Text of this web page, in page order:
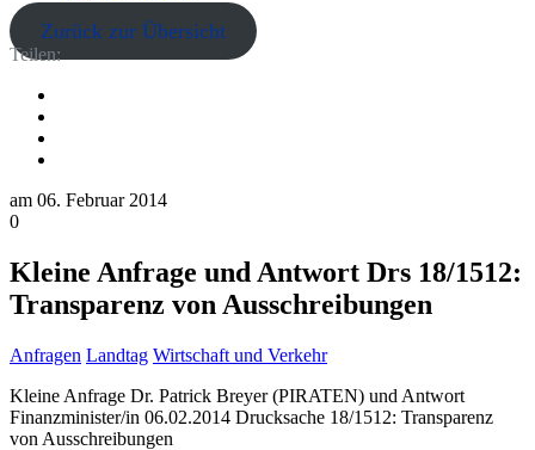
Zurück zur Übersicht
Teilen:
am 06. Februar 2014
0
Kleine Anfrage und Antwort Drs 18/1512:
Transparenz von Ausschreibungen
Anfragen Landtag Wirtschaft und Verkehr
Kleine Anfrage Dr. Patrick Breyer (PIRATEN) und Antwort
Finanzminister/in 06.02.2014 Drucksache 18/1512: Transparenz
von Ausschreibungen